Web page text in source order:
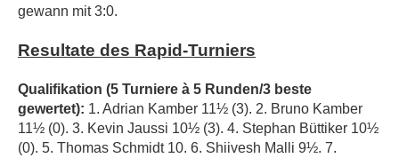
gewann mit 3:0.
Resultate des Rapid-Turniers
Qualifikation (5 Turniere à 5 Runden/3 beste
gewertet): 1. Adrian Kamber 11½ (3). 2. Bruno Kamber
11½ (0). 3. Kevin Jaussi 10½ (3). 4. Stephan Büttiker 10½
(0). 5. Thomas Schmidt 10. 6. Shiivesh Malli 9½. 7.